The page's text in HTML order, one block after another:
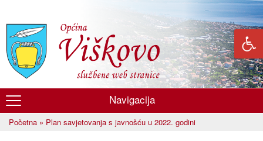
glavni
sadržaj
Općina
Viškovo
Navigacija
Početna » Plan savjetovanja s javnošću u 2022. godini